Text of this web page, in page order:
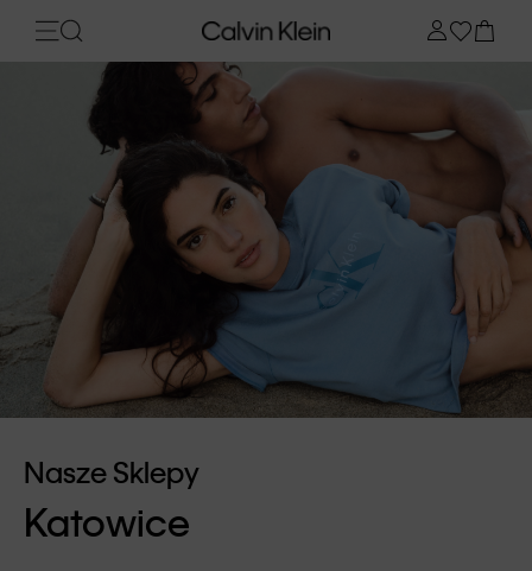
Nasze Sklepy
Katowice